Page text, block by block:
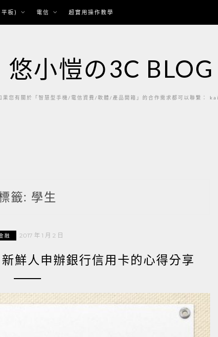
板) 電信 超實用操作教學
悠小愷の3C BLOG
果您有關於「智慧型手機/電信資費/軟體/產品開箱」的合作需求都可以聯繫：
籤: 學生
融 2017 年 1 月 2 日
鮮人申辦銀行信用卡的心得分享